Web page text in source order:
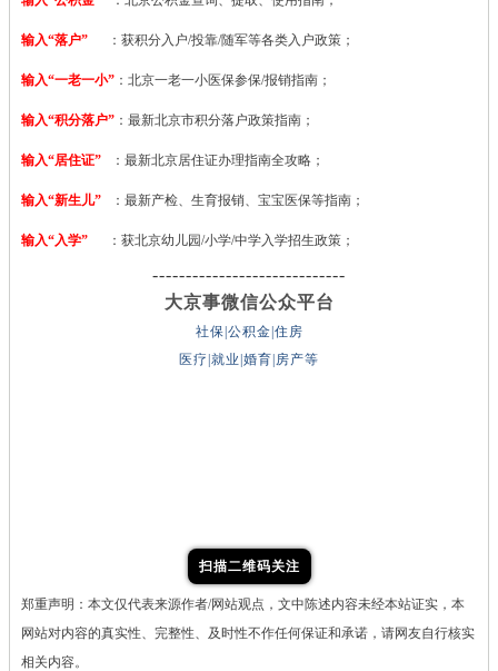
输入“落户” ：获积分入户/投靠/随军等各类入户政策；
输入“一老一小” ：北京一老一小医保参保/报销指南；
输入“积分落户” ：最新北京市积分落户政策指南；
输入“居住证” ：最新北京居住证办理指南全攻略；
输入“新生儿” ：最新产检、生育报销、宝宝医保等指南；
输入“入学” ：获北京幼儿园/小学/中学入学招生政策；
-----------------------------
大京事微信公众平台
社保|公积金|住房
医疗|就业|婚育|房产等
扫描二维码关注
郑重声明：本文仅代表来源作者/网站观点，文中陈述内容未经本站证实，本
网站对内容的真实性、完整性、及时性不作任何保证和承诺，请网友自行核实
相关内容。